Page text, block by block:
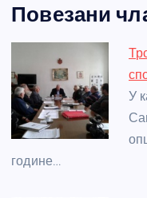
c
e
b
o
o
ss
e
n
g
er
itt
er
Повезани
У
године…